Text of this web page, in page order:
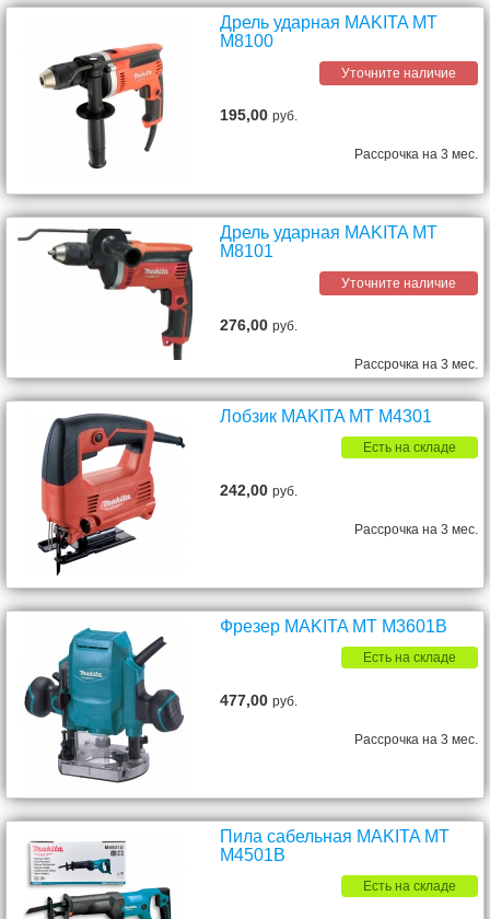
Дрель ударная MAKITA MT
M8100
Уточните наличие
195,00руб.
Рассрочка на 3 мес.
Дрель ударная MAKITA MT
M8101
Уточните наличие
276,00руб.
Рассрочка на 3 мес.
Лобзик MAKITA MT M4301
Есть на складе
242,00руб.
Рассрочка на 3 мес.
Фрезер MAKITA MT M3601B
Есть на складе
477,00руб.
Рассрочка на 3 мес.
Пила сабельная MAKITA MT
M4501B
Есть на складе